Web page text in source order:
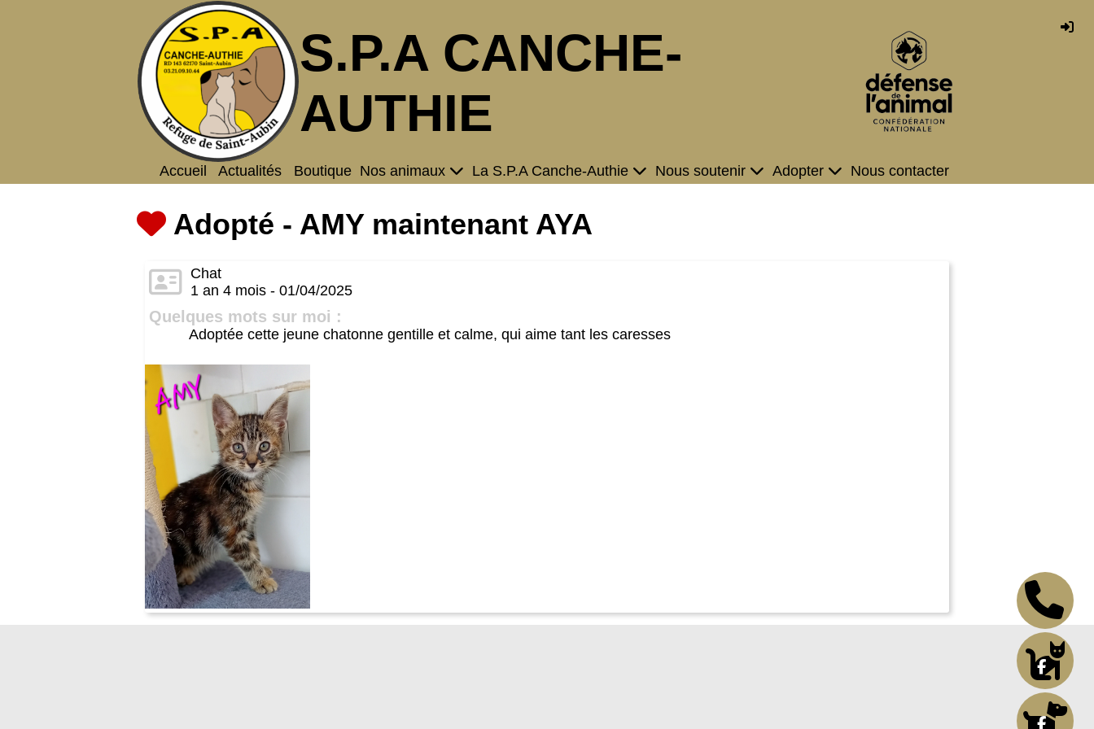
S.P.A CANCHE-
AUTHIE
Accueil Actualités Boutique Nos animaux La S.P.A Canche-Authie Nous soutenir Adopter Nous contacter
Adopté - AMY maintenant AYA
Chat
1 an 4 mois - 01/04/2025
Quelques mots sur moi :
Adoptée cette jeune chatonne gentille et calme, qui aime tant les caresses